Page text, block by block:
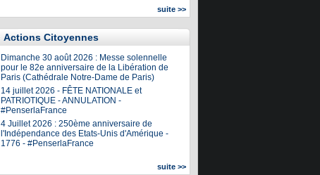
suite >>
Actions Citoyennes
Dimanche 30 août 2026 : Messe solennelle
pour le 82e anniversaire de la Libération de
Paris (Cathédrale Notre-Dame de Paris)
14 juillet 2026 - FÊTE NATIONALE et
PATRIOTIQUE - ANNULATION -
#PenserlaFrance
4 Juillet 2026 : 250ème anniversaire de
l'Indépendance des Etats-Unis d'Amérique -
1776 - #PenserlaFrance
suite >>